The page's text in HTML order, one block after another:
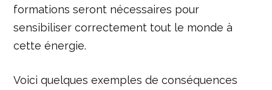
formations seront nécessaires pour
sensibiliser correctement tout le monde à
cette énergie.
Voici quelques exemples de conséquences